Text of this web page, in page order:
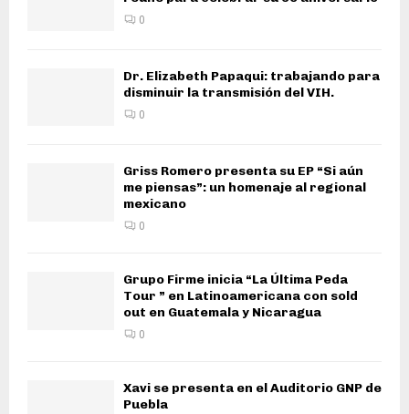
0
Dr. Elizabeth Papaqui: trabajando para
disminuir la transmisión del VIH.
0
Griss Romero presenta su EP “Si aún
me piensas”: un homenaje al regional
mexicano
0
Grupo Firme inicia “La Última Peda
Tour ” en Latinoamericana con sold
out en Guatemala y Nicaragua
0
Xavi se presenta en el Auditorio GNP de
Puebla